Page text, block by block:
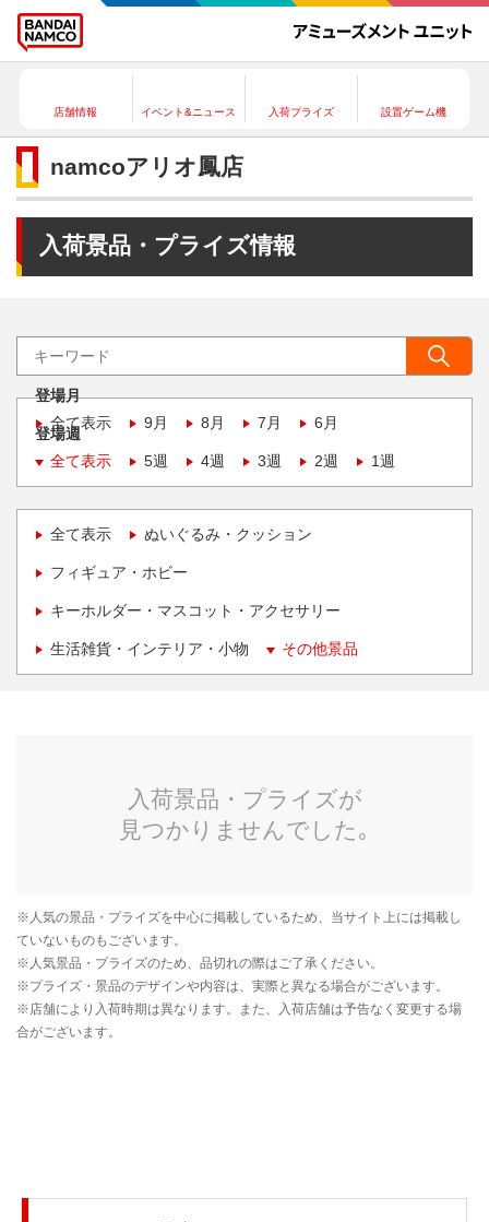
店舗情報 イベント&ニュース 入荷プライズ 設置ゲーム機
namcoアリオ鳳店
入荷景品・プライズ情報
登場月
全て表示
9月 8月 7月 6月
登場週
全て表示
5週 4週 3週 2週 1週
全て表示 ぬいぐるみ・クッション
フィギュア・ホビー
キーホルダー・マスコット・アクセサリー
生活雑貨・インテリア・小物 その他景品